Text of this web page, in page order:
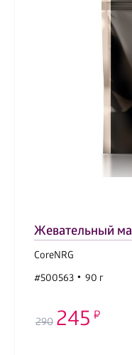
Жевательный
CoreNRG
#500563
90 г
290 245